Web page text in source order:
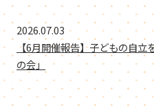
2026.07.03
【6月開催報告】子どもの自立
の会」